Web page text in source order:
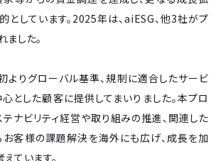
としています。2025年は、aiESG、他3社がプ
した。
よりグローバル基準、規制に適合したサービ
とした顧客に提供してまいりました。本プロ
テナビリティ経営や取り組みの推進、関連した
客様の課題解決を海外にも広げ、成長を加
ています。